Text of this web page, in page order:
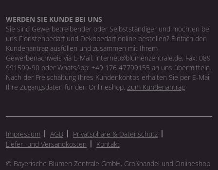
WERDEN SIE KUNDE BEI UNS
Sie sind Gewerbetreibender oder Selbstständiger und möchten bei
uns Floristenbedarf und Dekobedarf online bestellen? Einfach den
Kundenantrag ausfüllen und zusammen mit Ihrem
Gewerbenachweis via E-Mail: internet@blumenzentrale.de, Fax: 089
991599-90 oder WhatsApp: +49 176 47799155 an uns übermitteln.
Nach der Freischaltung Ihres Kundenkontos erhalten Sie per E-Mail
Ihre Zugangsdaten für den Onlineshop. Zum Kundenantrag
Impressum AGB
Privatsphäre & Datenschutz
Liefer- und Versandkosten
Kontakt
© Bayerische Blumen Zentrale GmbH, Großhandel und Onlineshop